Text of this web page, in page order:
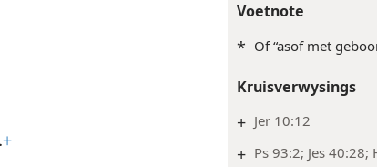
Voetnote
* Of “asof met
Kruisverwysings
+ Jer 10:12
+ Ps 93:2; Jes
+